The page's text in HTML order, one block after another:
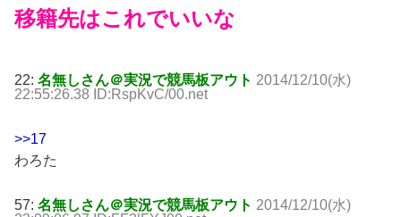
移籍先はこれでいいな
22: 名無しさん＠実況で競馬板アウト 2014/12/10(水)
22:55:26.38 ID:RspKvC/00.net
>>17
わろた
57: 名無しさん＠実況で競馬板アウト 2014/12/10(水)